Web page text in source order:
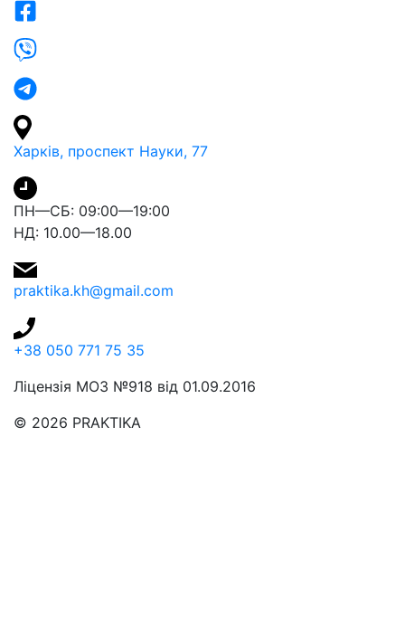
Харків, проспект Науки, 77
ПН—СБ: 09:00—19:00
НД: 10.00—18.00
praktika.kh@gmail.com
+38 050 771 75 35
Ліцензія МОЗ №918 від 01.09.2016
© 2026 PRAKTIKA